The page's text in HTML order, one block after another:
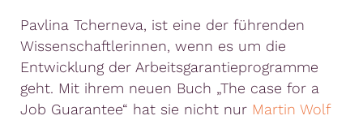
Pavlina Tcherneva, ist eine der führenden
Wissenschaftlerinnen, wenn es um die
Entwicklung der Arbeitsgarantieprogramme
geht. Mit ihrem neuen Buch „The case for a
Job Guarantee“ hat sie nicht nur Martin Wolf